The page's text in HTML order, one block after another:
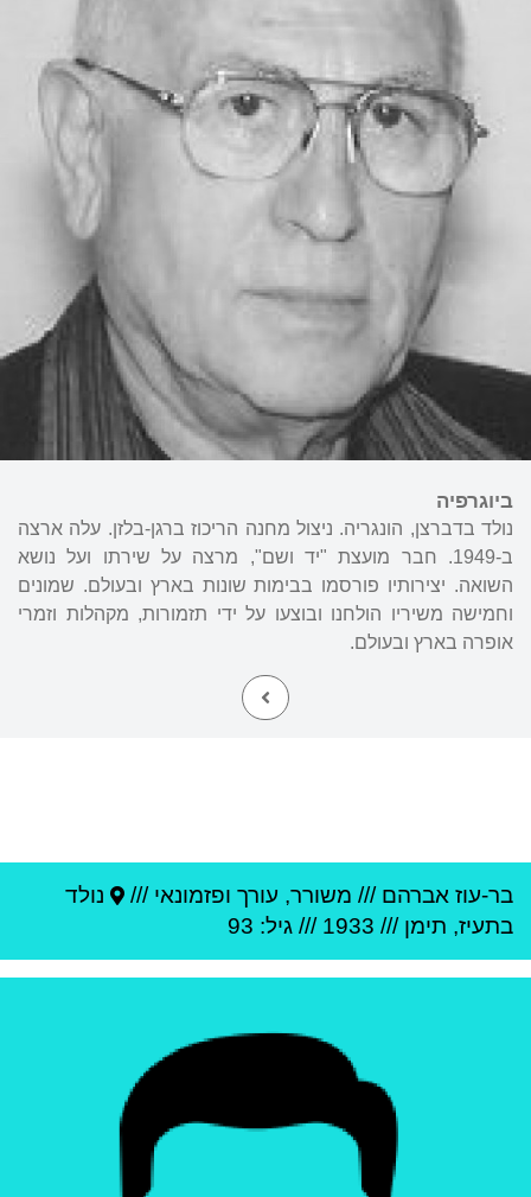
ביוגרפיה
נולד בדברצן, הונגריה. ניצול מחנה הריכוז ברגן-בלזן. עלה ארצה
ב-1949. חבר מועצת "יד ושם", מרצה על שירתו ועל נושא
השואה. יצירותיו פורסמו בבימות שונות בארץ ובעולם. שמונים
וחמישה משיריו הולחנו ובוצעו על ידי תזמורות, מקהלות וזמרי
אופרה בארץ ובעולם.
בר-עוז אברהם /// משורר, עורך ופזמונאי ///
נולד
בתעיז, תימן ///
1933 /// גיל: 93